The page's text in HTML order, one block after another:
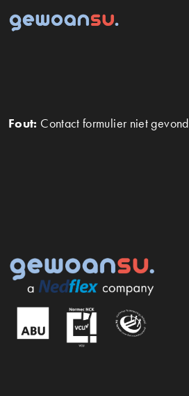
Fout: Contact formulier niet